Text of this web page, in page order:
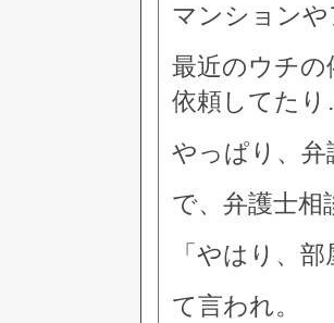
マンションや
最近のウチの
依頼してた
やっぱり、
で、弁護士相
「やはり、
て言われ。